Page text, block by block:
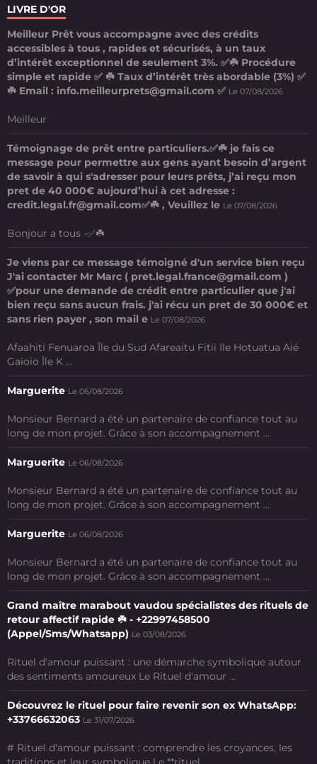
LIVRE D'OR
Meilleur Prêt vous accompagne avec des crédits
accessibles à tous , rapides et sécurisés, à un taux
d’intérêt exceptionnel de seulement 3%. ✅☘️ Procédure
simple et rapide ✅ ☘️ Taux d’intérêt très abordable (3%) ✅
☘️ Email : info.meilleurprets@gmail.com ✅ Le 07/08/2026
Meilleur
Témoignage de prêt entre particuliers.✅☘️ je fais ce
message pour permettre aux gens ayant besoin d’argent
de savoir à qui s'adresser pour leurs prêts, j’ai reçu mon
pret de 40 000€ aujourd’hui à cet adresse :
credit.legal.fr@gmail.com✅☘️ , Veuillez le Le 07/08/2026
Bonjour a tous -✅☘️
Je viens par ce message témoigné d'un service bien reçu
J'ai contacter Mr Marc ( pret.legal.france@gmail.com )
✅pour une demande de crédit entre particulier que j'ai
bien reçu sans aucun frais. j'ai récu un pret de 30 000€ et
sans rien payer , son mail e Le 07/08/2026
Afaahiti Fenuaroa Île du Sud Afareaitu Fitii Ile Hotuatua Aié
Gaioio Île K ...
Marguerite Le 06/08/2026
Monsieur Bernard a été un partenaire de confiance tout au
long de mon projet. Grâce à son accompagnement ...
Marguerite Le 06/08/2026
Monsieur Bernard a été un partenaire de confiance tout au
long de mon projet. Grâce à son accompagnement ...
Marguerite Le 06/08/2026
Monsieur Bernard a été un partenaire de confiance tout au
long de mon projet. Grâce à son accompagnement ...
Grand maître marabout vaudou spécialistes des rituels de
retour affectif rapide ☘️ - +22997458500
(Appel/Sms/Whatsapp) Le 03/08/2026
Rituel d'amour puissant : une démarche symbolique autour
des sentiments amoureux Le Rituel d'amour ...
Découvrez le rituel pour faire revenir son ex WhatsApp:
+33766632063 Le 31/07/2026
# Rituel d'amour puissant : comprendre les croyances, les